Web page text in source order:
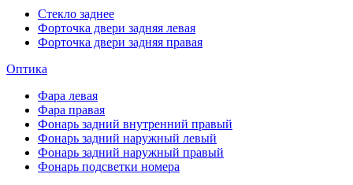
Стекло заднее
Форточка двери задняя левая
Форточка двери задняя правая
Оптика
Фара левая
Фара правая
Фонарь задний внутренний правый
Фонарь задний наружный левый
Фонарь задний наружный правый
Фонарь подсветки номера